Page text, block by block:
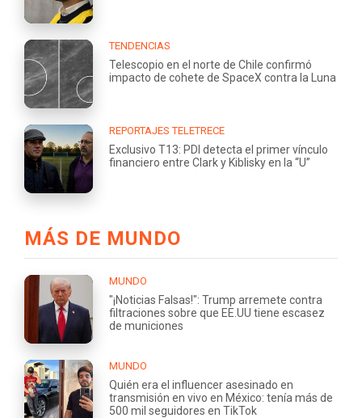
TENDENCIAS
Telescopio en el norte de Chile confirmó
impacto de cohete de SpaceX contra la Luna
REPORTAJES TELETRECE
Exclusivo T13: PDI detecta el primer vínculo
financiero entre Clark y Kiblisky en la “U”
MÁS DE MUNDO
MUNDO
"¡Noticias Falsas!": Trump arremete contra
filtraciones sobre que EE.UU tiene escasez
de municiones
MUNDO
Quién era el influencer asesinado en
transmisión en vivo en México: tenía más de
500 mil seguidores en TikTok